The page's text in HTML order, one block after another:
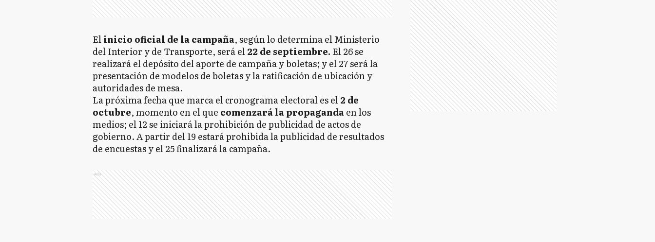
Elinicio oficial de la campaña, según lo determina el Ministerio
del Interior y de Transporte, será el22 de septiembre. El 26 se
realizará el depósito del aporte de campaña y boletas; y el 27 será la
presentación de modelos de boletas y la ratificación de ubicación y
autoridades de mesa.
La próxima fecha que marca el cronograma electoral es el2 de
octubre, momento en el que comenzará la propagandaen los
medios; el 12 se iniciará la prohibición de publicidad de actos de
gobierno. A partir del 19 estará prohibida la publicidad de resultados
de encuestas y el 25 finalizará la campaña.
Ads